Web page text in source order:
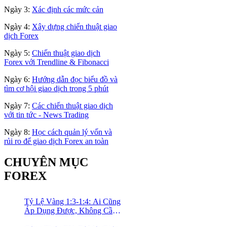
Ngày 3: Xác định các mức cản
Ngày 4: Xây dựng chiến thuật giao
dịch Forex
Ngày 5: Chiến thuật giao dịch
Forex với Trendline & Fibonacci
Ngày 6: Hướng dẫn đọc biểu đồ và
tìm cơ hội giao dịch trong 5 phút
Ngày 7: Các chiến thuật giao dịch
với tin tức - News Trading
Ngày 8: Học cách quản lý vốn và
rủi ro để giao dịch Forex an toàn
CHUYÊN MỤC
FOREX
Tỷ Lệ Vàng 1:3-1:4: Ai Cũng
Áp Dụng Được, Không Cần